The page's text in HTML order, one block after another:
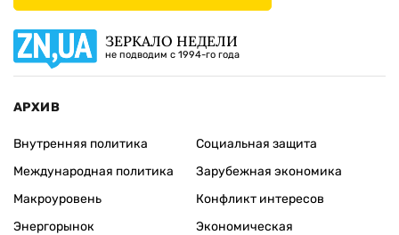
ЗЕРКАЛО НЕДЕЛИ
не подводим с 1994-го года
АРХИВ
Внутренняя политика
Международная политика
Макроуровень
Энергорынок
Социальная защита
Зарубежная экономика
Конфликт интересов
Экономическая